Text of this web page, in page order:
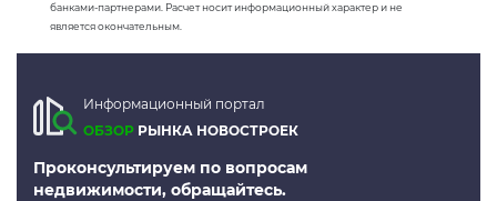
банками-партнерами. Расчет носит информационный характер и не
является окончательным.
Информационный портал
ОБЗОР РЫНКА НОВОСТРОЕК
Проконсультируем по вопросам
недвижимости, обращайтесь.